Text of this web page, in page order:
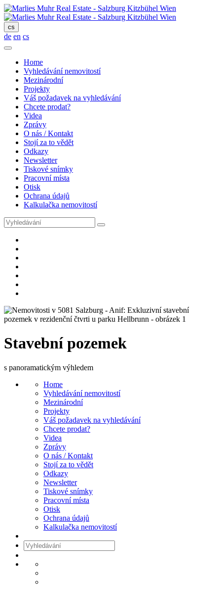
cs
de en cs
Home
Vyhledávání nemovitostí
Mezinárodní
Projekty
Váš požadavek na vyhledávání
Chcete prodat?
Videa
Zprávy
O nás / Kontakt
Stojí za to vědět
Odkazy
Newsletter
Tiskové snímky
Pracovní místa
Otisk
Ochrana údajů
Kalkulačka nemovitostí
Stavební pozemek
s panoramatickým výhledem
Home
Vyhledávání nemovitostí
Mezinárodní
Projekty
Váš požadavek na vyhledávání
Chcete prodat?
Videa
Zprávy
O nás / Kontakt
Stojí za to vědět
Odkazy
Newsletter
Tiskové snímky
Pracovní místa
Otisk
Ochrana údajů
Kalkulačka nemovitostí